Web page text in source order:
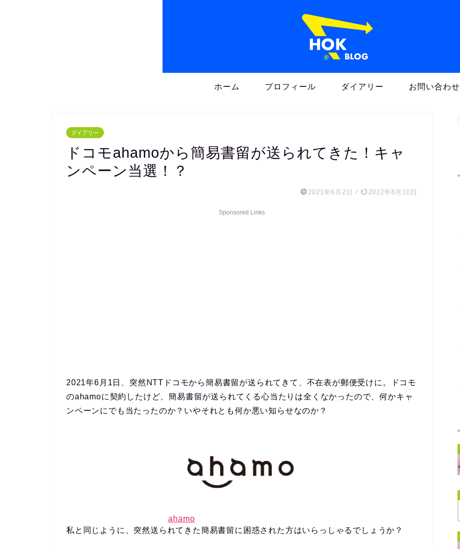
ホーム プロフィール ダイアリー お問い合わせ
ダイアリー
ドコモahamoから簡易書留が送られてきた！キャ
ンペーン当選！？
2021年6月2日 / 2022年8月10日
Sponsored Links
2021年6月1日、突然NTTドコモから簡易書留が送られてきて、不在表が郵便受けに。ドコモ
のahamoに契約したけど、簡易書留が送られてくる心当たりは全くなかったので、何かキャ
ンペーンにでも当たったのか？いやそれとも何か悪い知らせなのか？
ahamo
私と同じように、突然送られてきた簡易書留に困惑された方はいらっしゃるでしょうか？